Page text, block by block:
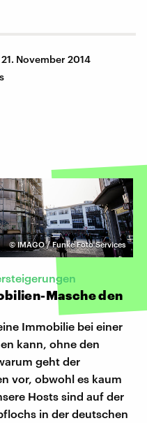
November 2014
©IMAGO / Funke Foto Services
Masche den
Immobilie bei einer
kann, ohne den
geht der
vor, obwohl es kaum
Hosts sind auf der
in der deutschen